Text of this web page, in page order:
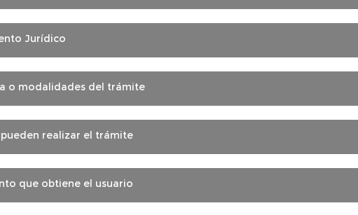
Jurídico
o modalidades del trámite
pueden realizar el trámite
que obtiene el usuario